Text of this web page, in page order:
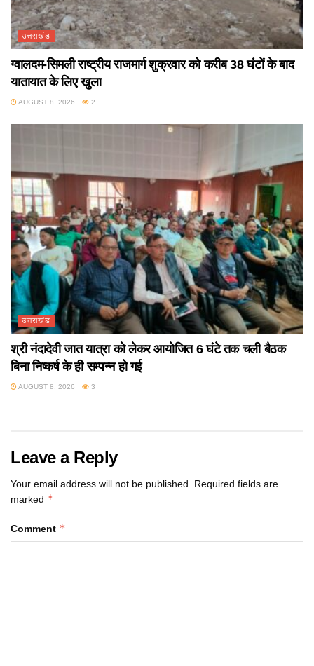
उत्तराखंड
ग्वालदम-सिमली राष्ट्रीय राजमार्ग शुक्रवार को करीब 38 घंटों के बाद
यातायात के लिए खुला
AUGUST 8, 2026 2
उत्तराखंड
श्री नंदादेवी जात यात्रा को लेकर आयोजित 6 घंटे तक चली बैठक
बिना निष्कर्ष के ही सम्पन्न हो गई
AUGUST 8, 2026 3
Leave a Reply
Your email address will not be published. Required fields are
marked *
Comment *